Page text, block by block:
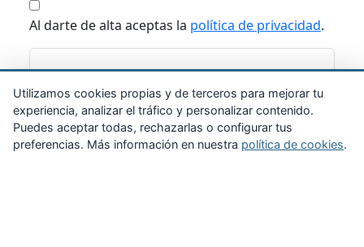
Al darte de alta aceptas la política de privacidad.
Suscribirme
Utilizamos cookies propias y de terceros para mejorar tu
experiencia, analizar el tráfico y personalizar contenido.
Puedes aceptar todas, rechazarlas o configurar tus
preferencias. Más información en nuestra política de cookies.